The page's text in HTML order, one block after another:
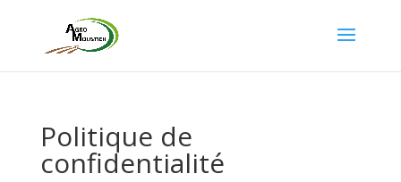
Politique de
confidentialité